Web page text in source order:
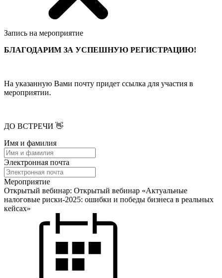
Запись на мероприятие
БЛАГОДАРИМ ЗА УСПЕШНУЮ РЕГИСТРАЦИЮ!
На указанную Вами почту придет ссылка для участия в
мероприятии.
ДО ВСТРЕЧИ 👋
Имя и фамилия
Электронная почта
Мероприятие
Открытый вебинар: Открытый вебинар «Актуальные
налоговые риски-2025: ошибки и победы бизнеса в реальных
кейсах»